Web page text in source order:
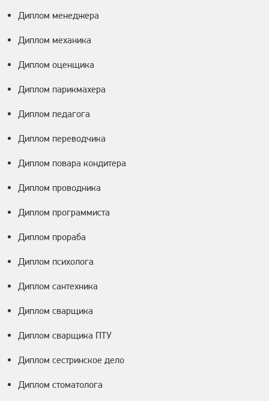
Диплом менеджера
Диплом механика
Диплом оценщика
Диплом парикмахера
Диплом педагога
Диплом переводчика
Диплом повара кондитера
Диплом проводника
Диплом программиста
Диплом прораба
Диплом психолога
Диплом сантехника
Диплом сварщика
Диплом сварщика ПТУ
Диплом сестринское дело
Диплом стоматолога